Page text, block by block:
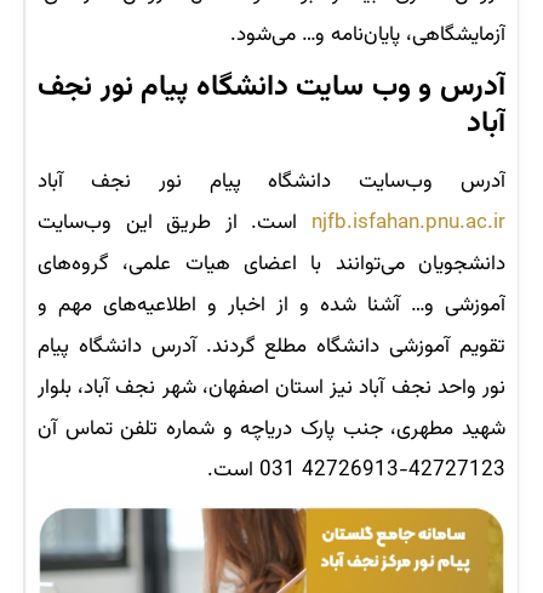
آزمایشگاهی، پایان‌نامه و… می‌شود.
آدرس و وب‌ سایت دانشگاه پیام نور نجف
آباد
آدرس وب‌سایت دانشگاه پیام نور نجف آباد
njfb.isfahan.pnu.ac.ir است. از طریق این وب‌سایت
دانشجویان می‌توانند با اعضای هیات علمی، گروه‌های
آموزشی و… آشنا شده و از اخبار و اطلاعیه‌های مهم و
تقویم آموزشی دانشگاه مطلع گردند. آدرس دانشگاه پیام
نور واحد نجف آباد نیز استان اصفهان، شهر نجف آباد، بلوار
شهید مطهری، جنب پارک دریاچه و شماره تلفن تماس آن
42727123-42726913 031 است.